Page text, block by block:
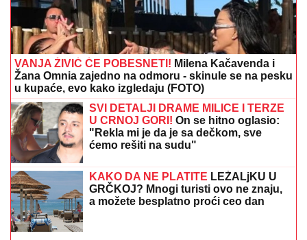
RIJALITI UČESNIK OTKRIO ŠTA MU
KRISTIJAN GOLUBOVIĆ PIŠESadržaj
šokirao sve: "Eto, toliko sam mu
bitan" (FOTO)
POLUVREME-KRAJ:
redakcije Tipa za popularnu igru "prelaza"